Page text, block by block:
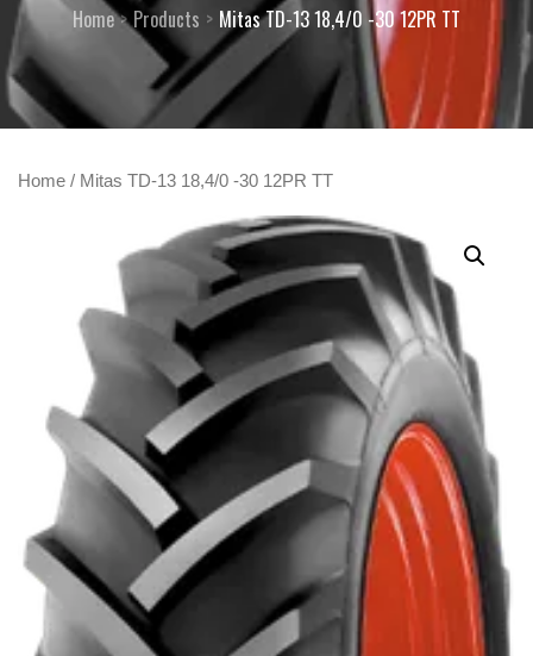
Home Products Mitas TD-13 18,4/0 -30 12PR TT
Home / Mitas TD-13 18,4/0 -30 12PR TT